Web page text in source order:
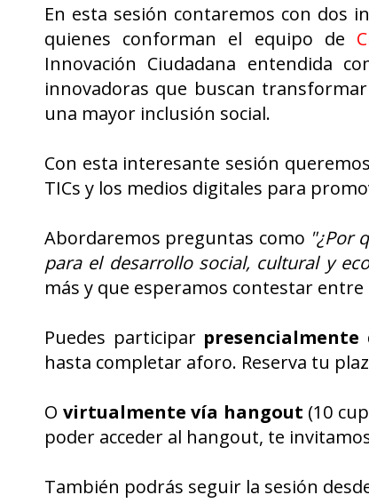
En esta sesión contaremos con dos
quienes conforman el equipo de
Innovación Ciudadana entendida
innovadoras que buscan
una mayor inclusión social.
Con esta interesante sesión
TICs y los medios digitales para
Abordaremos preguntas como "¿Por
para el desarrollo social, cultural y
más y que esperamos contestar entre
Puedes participar presencialmente
hasta completar aforo. Reserva tu
O virtualmente vía hangout (10
poder acceder al hangout, te
También podrás seguir la sesión